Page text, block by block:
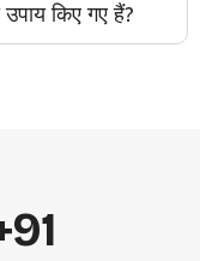
किए गए हैं?